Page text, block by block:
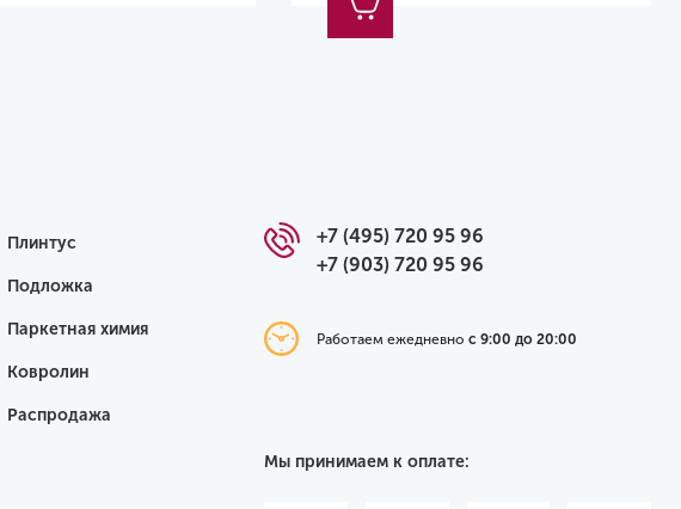
Плинтус
Подложка
Паркетная химия
Ковролин
Распродажа
+7 (495) 720 95 96
+7 (903) 720 95 96
Работаем ежедневнос 9:00 до 20:00
Мы принимаем к оплате: